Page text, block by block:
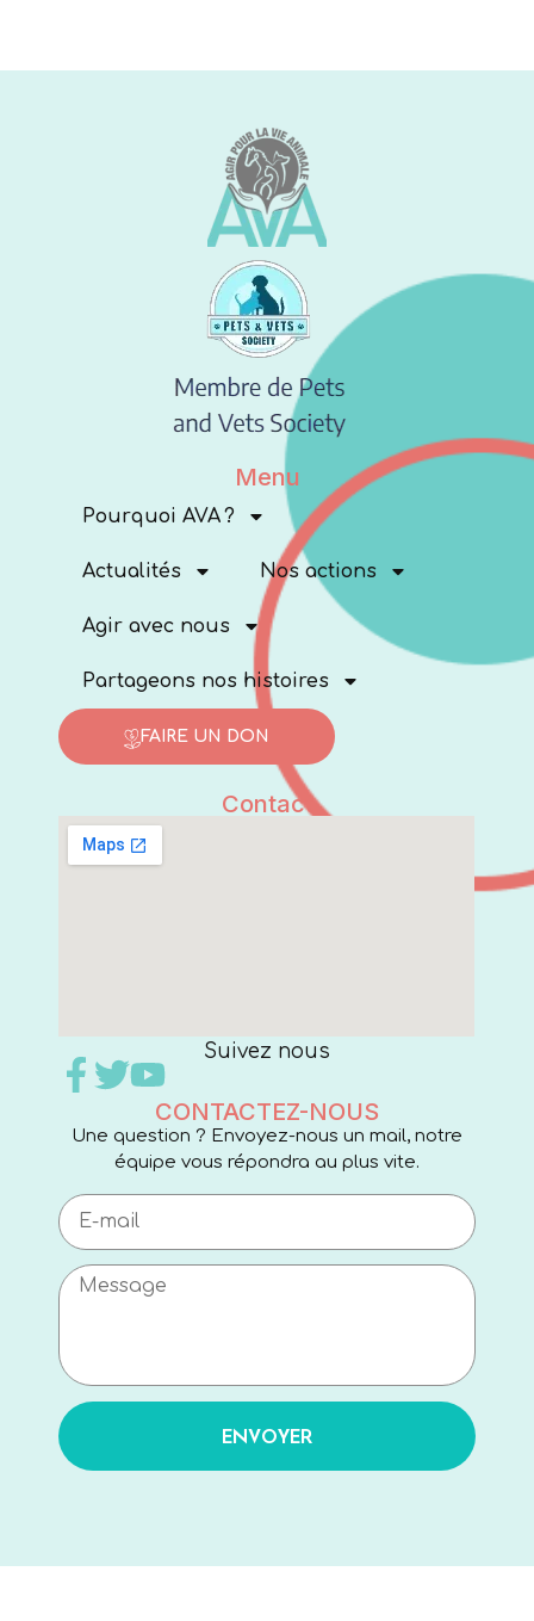
Menu
Pourquoi AVA ?
Actualités Nos actions
Agir avec nous
Partageons nos histoires
FAIRE UN DON
Contact
Suivez nous
CONTACTEZ-NOUS
Une question ? Envoyez-nous un mail, notre
équipe vous répondra au plus vite.
ENVOYER